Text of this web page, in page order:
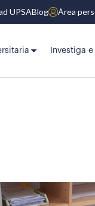
UPSABlog Área
Investiga